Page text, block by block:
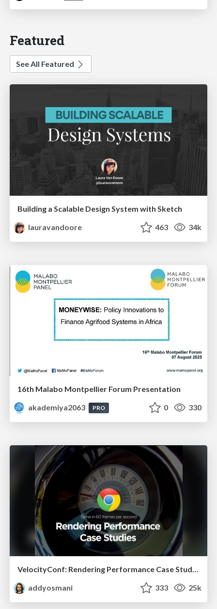
Featured
See All Featured
Building a Scalable Design System with Sketch
lauravandoore
463 34k
16th Malabo Montpellier Forum Presentation
akademiya2063
PRO 0 330
VelocityConf: Rendering Performance Case Studies
addyosmani
333 25k